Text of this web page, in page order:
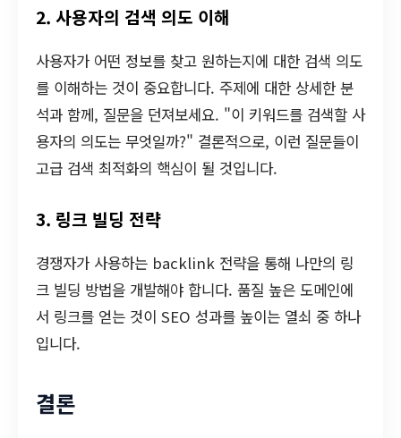
2. 사용자의 검색 의도 이해
사용자가 어떤 정보를 찾고 원하는지에 대한 검색 의도
를 이해하는 것이 중요합니다. 주제에 대한 상세한 분
석과 함께, 질문을 던져보세요. "이 키워드를 검색할 사
용자의 의도는 무엇일까?" 결론적으로, 이런 질문들이
고급 검색 최적화의 핵심이 될 것입니다.
3. 링크 빌딩 전략
경쟁자가 사용하는 backlink 전략을 통해 나만의 링
크 빌딩 방법을 개발해야 합니다. 품질 높은 도메인에
서 링크를 얻는 것이 SEO 성과를 높이는 열쇠 중 하나
입니다.
결론